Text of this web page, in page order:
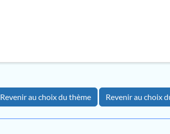
Revenir au choix du thème Revenir au choix